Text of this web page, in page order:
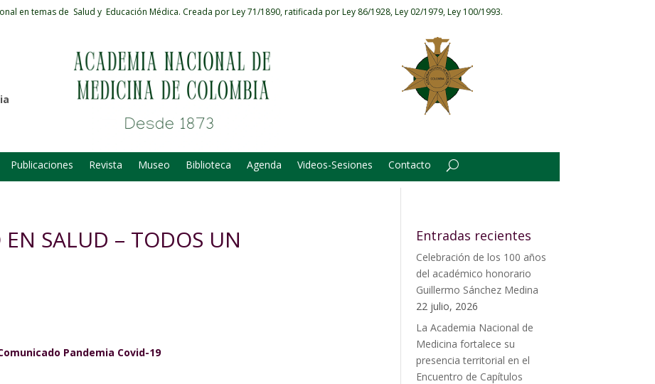
en temas de Salud y Educación Médica. Creada por Ley 71/1890, ratificada por Ley 86/1928, Ley 02/1979, Ley 100/1993.
Publicaciones Revista Museo Biblioteca Agenda Videos-Sesiones Contacto
SALUD – TODOS UN
Pandemia Covid-19
Entradas recientes
Celebración de los 100 años
del académico honorario
Guillermo Sánchez Medina
22 julio, 2026
La Academia Nacional de
Medicina fortalece su
presencia territorial en el
Encuentro de Capítulos